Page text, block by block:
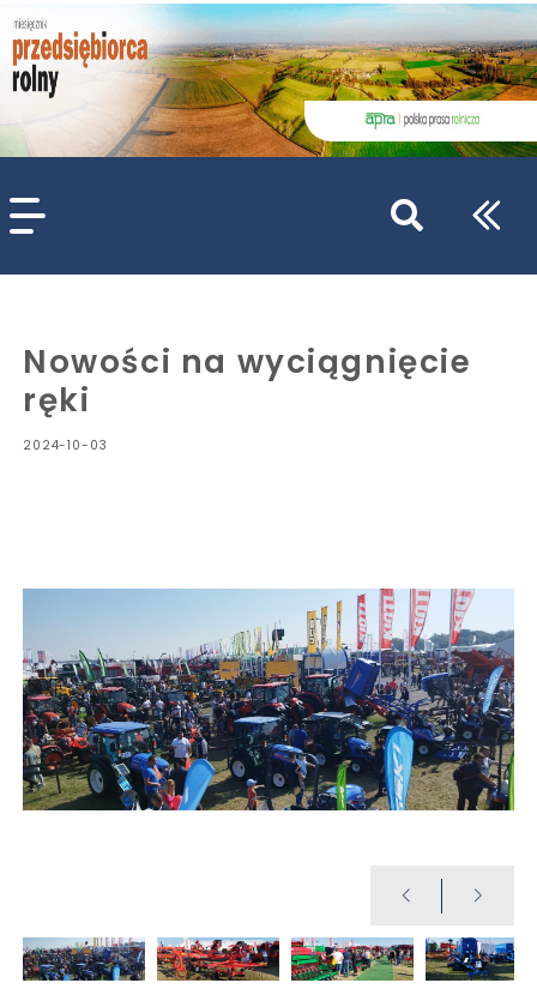
Nowości na wyciągnięcie
ręki
2024-10-03